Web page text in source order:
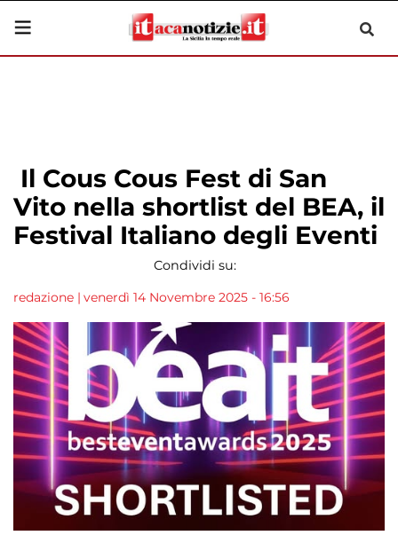
Il Cous Cous Fest di San
Vito nella shortlist del BEA, il
Festival Italiano degli Eventi
Condividi su:
redazione | venerdì 14 Novembre 2025 - 16:56